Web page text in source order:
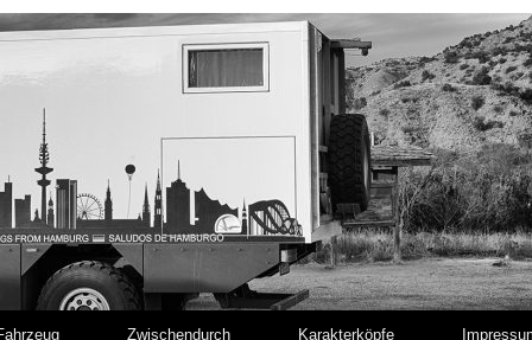
Zwischendurch Karakterköpfe